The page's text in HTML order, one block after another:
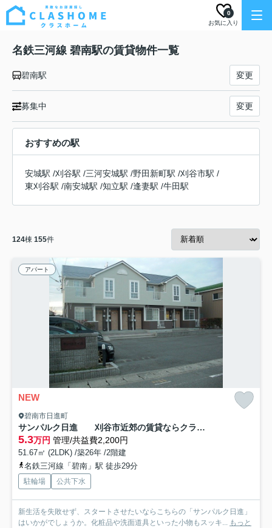
お気に入り
0
名鉄三河線 碧南駅の賃貸物件一覧
碧南駅 変更
募集中 変更
おすすめの駅
安城駅 /刈谷駅 /三河安城駅 /野田新町駅 /刈谷市駅 /
東刈谷駅 /南安城駅 /知立駅 /逢妻駅 /牛田駅
124棟 155件
アパート
NEW
碧南市日進町
サンパルク日進 刈谷市近郊の賃貸ならクラスホーム刈谷店
5.3万円 管理/共益費2,200円
51.67㎡ (2LDK) /築26年 /2階建
名鉄三河線「碧南」駅 徒歩29分
駐輪場 公共下水
新生活を失敗せず、スタートさせたいならこちらの「サンパルク日進」
はいかがでしょうか。化粧品や洗面道具といった小物もスッキ... もっと